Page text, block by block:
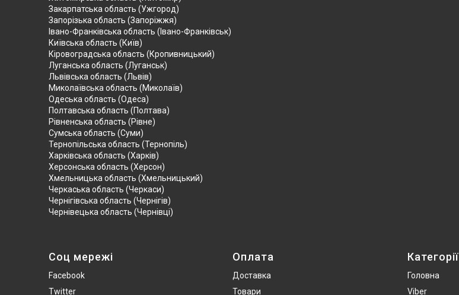
Закарпатська область (Ужгород)
Запорізька область (Запоріжжя)
Івано-Франківська область (Івано-Франківськ)
Київська область (Київ)
Кіровоградська область (Кропивницький)
Луганська область (Луганськ)
Львівська область (Львів)
Миколаївська область (Миколаїв)
Одеська область (Одеса)
Полтавська область (Полтава)
Рівненська область (Рівне)
Сумська область (Суми)
Тернопільська область (Тернопіль)
Харківська область (Харків)
Херсонська область (Херсон)
Хмельницька область (Хмельницький)
Черкаська область (Черкаси)
Чернігівська область (Чернігів)
Чернівецька область (Чернівці)
Соц мережі
Facebook
Twitter
Оплата
Доставка
Товари
Категорії
Головна
Viber